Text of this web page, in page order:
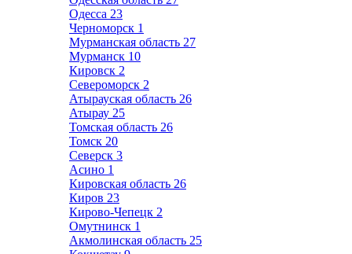
Одесса 23
Черноморск 1
Мурманская область 27
Мурманск 10
Кировск 2
Североморск 2
Атырауская область 26
Атырау 25
Томская область 26
Томск 20
Северск 3
Асино 1
Кировская область 26
Киров 23
Кирово-Чепецк 2
Омутнинск 1
Акмолинская область 25